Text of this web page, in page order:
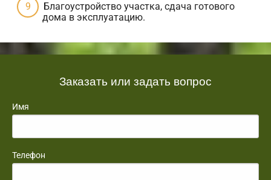
Благоустройство участка, сдача готового
дома в эксплуатацию.
Заказать или задать вопрос
Имя
Телефон